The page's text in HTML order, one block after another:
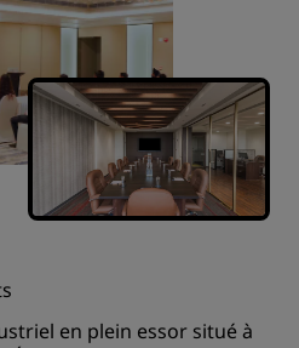
en plein essor situé à